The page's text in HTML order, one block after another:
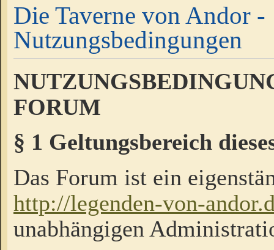
Die Taverne von Andor -
Nutzungsbedingungen
FORUM
§ 1 Geltungsbereich
Das Forum ist ein
http://legenden-von-
unabhängigen